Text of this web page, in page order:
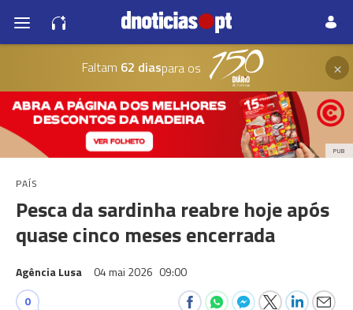
Faltam 62 diaspara os ×
PUB
PAÍS
Pesca da sardinha reabre hoje após
quase cinco meses encerrada
Agência Lusa 04 mai 2026 09:00
0